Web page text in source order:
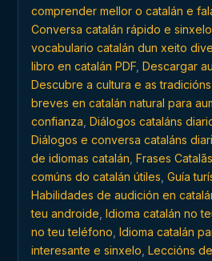
comprender mellor o catalán e
Conversa catalán rápido e sinxelo
vocabulario catalán dun xeito
libro en catalán PDF Descargar
Descubre a cultura e as
breves en catalán natural para
confianza Diálogos cataláns
Diálogos e conversa cataláns
de idiomas catalán Frases
comúns do catalán útiles Guía
Habilidades de audición en
teu androide Idioma catalán no
no teu teléfono Idioma catalán
interesante e sinxelo Leccións